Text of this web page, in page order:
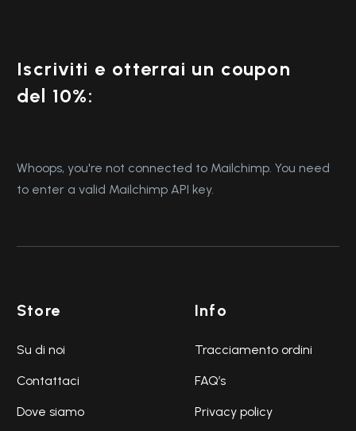
Iscriviti e otterrai un coupon
del 10%:
Whoops, you're not connected to Mailchimp. You need
to enter a valid Mailchimp API key.
Store
Su di noi
Contattaci
Dove siamo
Info
Tracciamento ordini
FAQ’s
Privacy policy